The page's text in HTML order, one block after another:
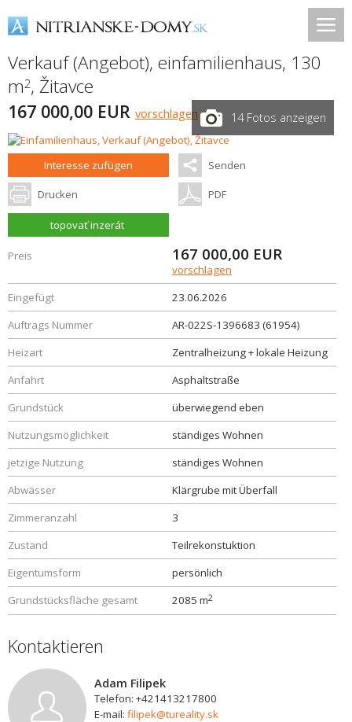
Verkauf (Angebot), einfamilienhaus, 130
m2, Žitavce
167 000,00 EUR vorschlagen 14 Fotos anzeigen
Interesse zufügen Senden
Drucken PDF
topovať inzerát
Preis 167 000,00 EUR
vorschlagen
Eingefügt
23.06.2026
Auftrags Nummer
AR-022S-1396683 (61954)
Heizart
Zentralheizung + lokale Heizung
Anfahrt
Asphaltstraße
Grundstück
überwiegend eben
Nutzungsmöglichkeit
ständiges Wohnen
jetzige Nutzung
ständiges Wohnen
Abwässer
Klärgrube mit Überfall
Zimmeranzahl
3
Zustand
Teilrekonstuktion
Eigentumsform
persönlich
Grundstücksfläche gesamt
2085 m2
Kontaktieren
Adam Filipek
Telefon: +421413217800
E-mail: filipek@tureality.sk